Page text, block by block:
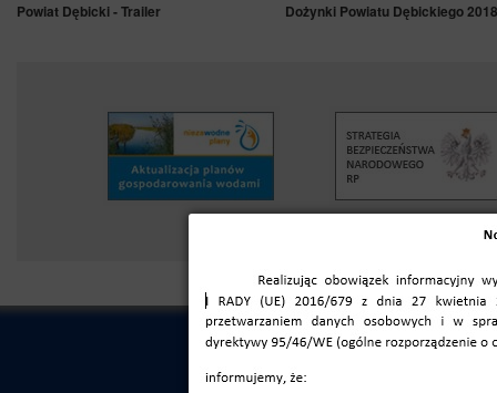
Powiat Dębicki - Trailer Dożynki Powiatu Dębickiego 2018